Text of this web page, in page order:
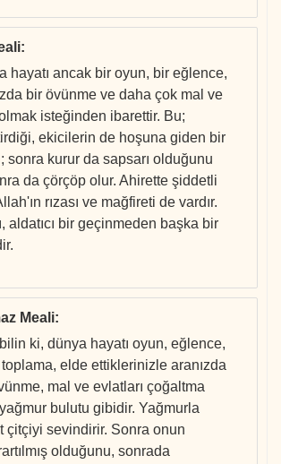
:
hayatı ancak bir oyun, bir eğlence,
bir övünme ve daha çok mal ve
isteğinden ibarettir. Bu;
ekicilerin de hoşuna giden bir
sonra kurur da sapsarı olduğunu
da çörçöp olur. Ahirette şiddetli
rızası ve mağfireti de vardır.
aldatıcı bir geçinmeden başka bir
Meali:
ki, dünya hayatı oyun, eğlence,
elde ettiklerinizle aranızda
mal ve evlatları çoğaltma
yağmur bulutu gibidir. Yağmurla
çitçiyi sevindirir. Sonra onun
olduğunu, sonrada